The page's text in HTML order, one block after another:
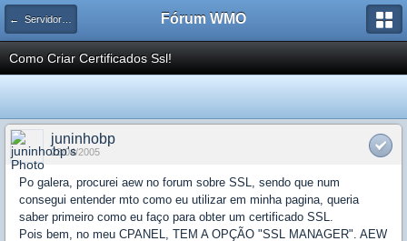
← Servidores Linux Fórum WMO
Como Criar Certificados Ssl!
juninhobp
23/04/2005
Po galera, procurei aew no forum sobre SSL, sendo que num
consegui entender mto como eu utilizar em minha pagina, queria
saber primeiro como eu faço para obter um certificado SSL.
Pois bem, no meu CPANEL, TEM A OPÇÃO "SSL MANAGER". AEW